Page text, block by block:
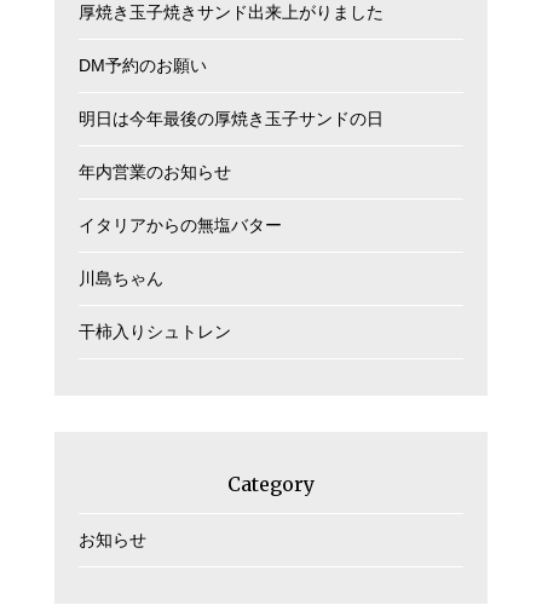
厚焼き玉子焼きサンド出来上がりました
DM予約のお願い
明日は今年最後の厚焼き玉子サンドの日
年内営業のお知らせ
イタリアからの無塩バター
川島ちゃん
干柿入りシュトレン
Category
お知らせ